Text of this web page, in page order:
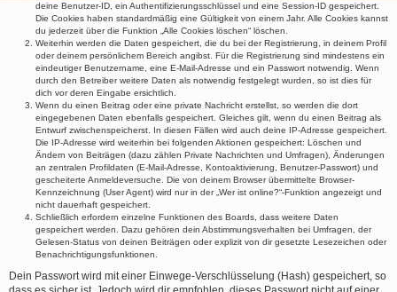
deine Benutzer-ID, ein Authentifizierungsschlüssel und eine Session-ID gespeichert.
Die Cookies haben standardmäßig eine Gültigkeit von einem Jahr. Alle Cookies kannst
du jederzeit über die Funktion „Alle Cookies löschen“ löschen.
Weiterhin werden die Daten gespeichert, die du bei der Registrierung, in deinem Profil
oder deinem persönlichem Bereich angibst. Für die Registrierung sind mindestens ein
eindeutiger Benutzername, eine E-Mail-Adresse und ein Passwort notwendig. Wenn
durch den Betreiber weitere Daten als notwendig festgelegt wurden, so ist dies für
dich vor deren Eingabe ersichtlich.
Wenn du einen Beitrag oder eine private Nachricht erstellst, so werden die dort
eingegebenen Daten ebenfalls gespeichert. Gleiches gilt, wenn du einen Beitrag als
Entwurf zwischenspeicherst. In diesen Fällen wird auch deine IP-Adresse gespeichert.
Die IP-Adresse wird weiterhin bei folgenden Aktionen gespeichert: Löschen und
Ändern von Beiträgen (dazu zählen Private Nachrichten und Umfragen), Änderungen
an zentralen Profildaten (E-Mail-Adresse, Kontoaktivierung, Benutzer-Passwort) und
gescheiterte Anmeldeversuche. Die von deinem Browser übermittelte Browser-
Kennzeichnung (User Agent) wird nur in der „Wer ist online?“-Funktion angezeigt und
nicht dauerhaft gespeichert.
Schließlich erfordern einzelne Funktionen des Boards, dass weitere Daten
gespeichert werden. Dazu gehören dein Abstimmungsverhalten bei Umfragen, der
Gelesen-Status von deinen Beiträgen oder explizit von dir gesetzte Lesezeichen oder
Benachrichtigungsfunktionen.
Dein Passwort wird mit einer Einwege-Verschlüsselung (Hash) gespeichert, so